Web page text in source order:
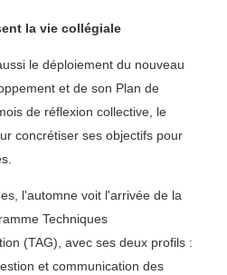
la vie collégiale
le déploiement du nouveau
et de son Plan de
de réflexion collective, le
concrétiser ses objectifs pour
l'automne voit l'arrivée de la
Techniques
(TAG), avec ses deux profils :
et communication des